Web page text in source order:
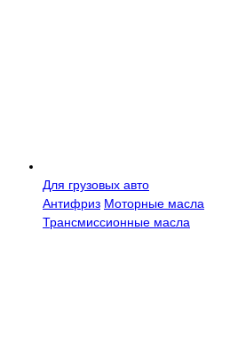
Для грузовых авто
Антифриз Моторные масла
Трансмисcионные масла